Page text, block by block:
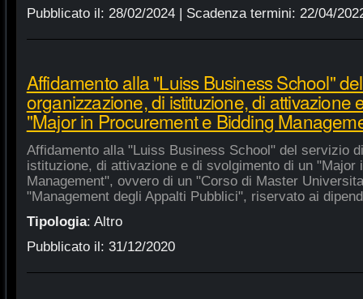
Pubblicato il: 28/02/2024| Scadenza termini: 22/04/
Affidamento alla "Luiss Business School"
organizzazione, di istituzione, di attivazione
"Major in Procurement e Bidding
Affidamento alla "Luiss Business School" del servizio
istituzione, di attivazione e di svolgimento di un "Major
Management", ovvero di un "Corso di Master
"Management degli Appalti Pubblici", riservato ai
Tipologia: Altro
Pubblicato il: 31/12/2020